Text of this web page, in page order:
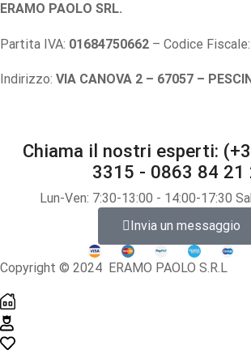
ERAMO PAOLO SRL.
Partita IVA: 01684750662 – Codice Fiscale:
Indirizzo: VIA CANOVA 2 – 67057 –
Chiama il nostri esperti:
3315 - 0863 84 21
Lun-Ven: 7:30-13:00 - 14:00-17:30
Invia un messaggio
Copyright © 2024 ERAMO PAOLO S.R.L